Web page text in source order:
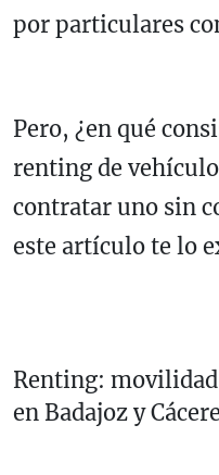
por particulares
Pero, ¿en qué
renting de
contratar uno sin
este artículo te lo
Renting:
en Badajoz y